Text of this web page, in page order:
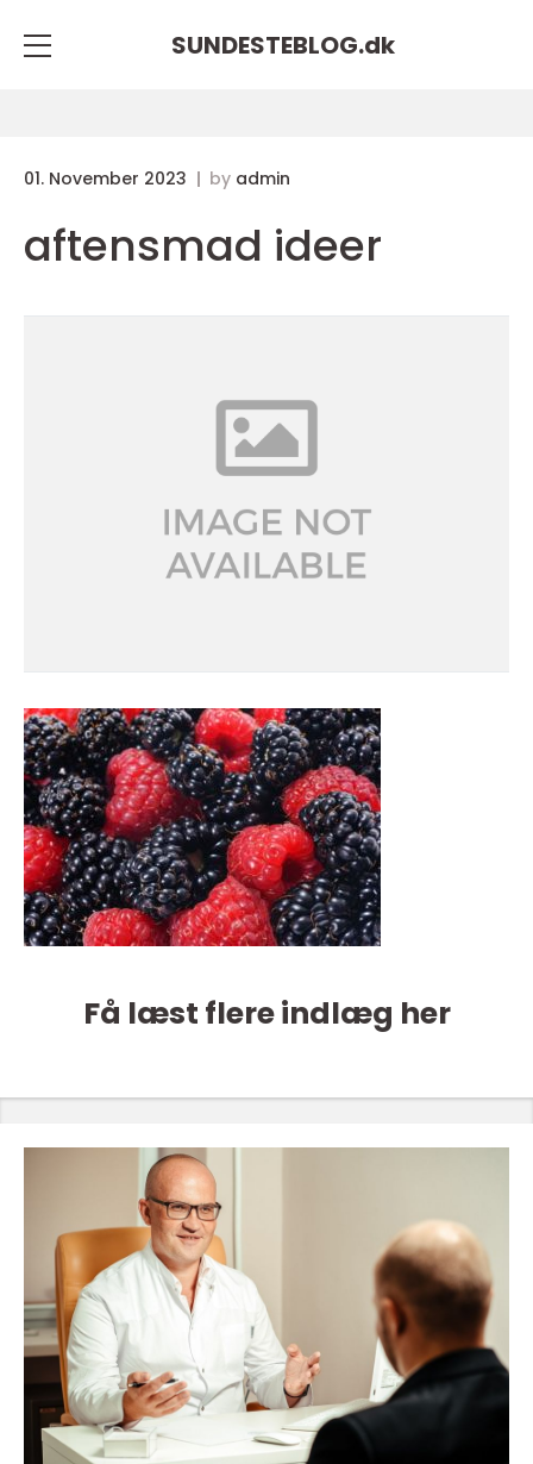
SUNDESTEBLOG.dk
01. November 2023 by admin
aftensmad ideer
Få læst flere indlæg her